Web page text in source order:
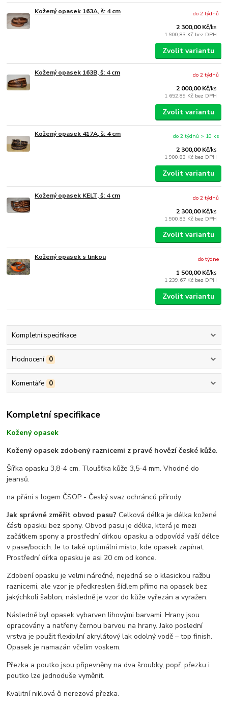
Kožený opasek 163A, š: 4 cm
2 300,00 Kč/ks
1 900,83 Kč bez DPH
do 2 týdnů
Zvolit variantu
Kožený opasek 163B, š: 4 cm
2 000,00 Kč/ks
1 652,89 Kč bez DPH
do 2 týdnů
Zvolit variantu
Kožený opasek 417A, š: 4 cm
2 300,00 Kč/ks
1 900,83 Kč bez DPH
do 2 týdnů > 10 ks
Zvolit variantu
Kožený opasek KELT, š: 4 cm
2 300,00 Kč/ks
1 900,83 Kč bez DPH
do 2 týdnů
Zvolit variantu
Kožený opasek s linkou
1 500,00 Kč/ks
1 239,67 Kč bez DPH
do týdne
Zvolit variantu
Kompletní specifikace
Hodnocení 0
Komentáře 0
Kompletní specifikace
Kožený opasek
Kožený opasek zdobený raznicemi z pravé hovězí české kůže.
Šířka opasku 3,8-4 cm. Tloušťka kůže 3,5-4 mm. Vhodné do
jeansů.
na přání s logem ČSOP - Český svaz ochránců přírody
Jak správně změřit obvod pasu?Celková délka je délka kožené
části opasku bez spony. Obvod pasu je délka, která je mezi
začátkem spony a prostřední dírkou opasku a odpovídá vaší délce
v pase/bocích. Je to také optimální místo, kde opasek zapínat.
Prostřední dírka opasku je asi 20 cm od konce.
Zdobení opasku je velmi náročné, nejedná se o klasickou ražbu
raznicemi, ale vzor je předkreslen šídlem přímo na opasek bez
jakýchkoli šablon, následně je vzor do kůže vyřezán a vyražen.
Následně byl opasek vybarven lihovými barvami. Hrany jsou
opracovány a natřeny černou barvou na hrany. Jako poslední
vrstva je použit flexibilní akrylátový lak odolný vodě – top finish.
Opasek je namazán včelím voskem.
Přezka a poutko jsou připevněny na dva šroubky, popř. přezku i
poutko lze jednoduše vyměnit.
Kvalitní niklová či nerezová přezka.